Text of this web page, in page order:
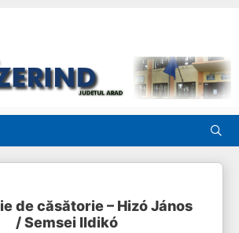
de căsătorie – Hizó János
/ Semsei Ildikó